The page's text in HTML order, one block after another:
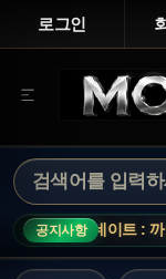
로그인
공지사항
신상 업데이트 : 까